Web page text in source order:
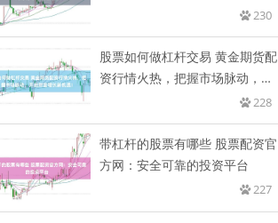
230
股票如何做杠杆交易 黄金期货配
资行情火热，把握市场脉动，开
228
带杠杆的股票有哪些 股票配资官
方网：安全可靠的投资平台
227